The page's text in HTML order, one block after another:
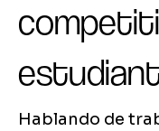
Hablando de